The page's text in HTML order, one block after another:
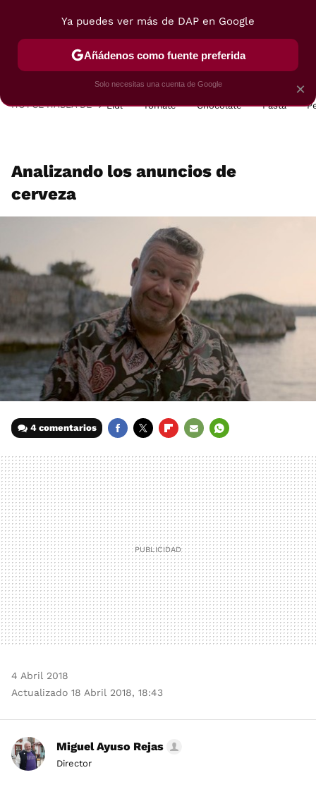
POSTRES VIAJES SELECCIÓN VEGUI
HOY SE HABLA DE Lidl Tomate Chocolate Pasta
Analizando los anuncios de
cerveza
4 comentarios
MAIL
4 Abril 2018
Actualizado 18 Abril 2018, 18:43
Miguel Ayuso Rejas
Director
×
Ya puedes ver más de DAP en Google
Añádenos como fuente preferida
Solo necesitas una cuenta de Google